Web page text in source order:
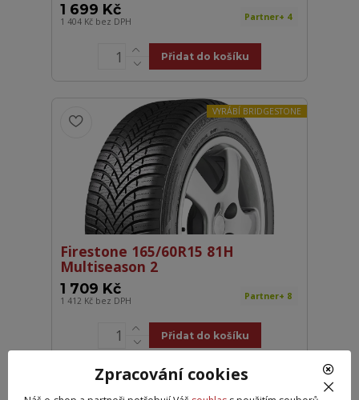
1 699 Kč
1 404 Kč bez DPH Partner+ 4
Přidat do košíku
VYRÁBÍ BRIDGESTONE
Firestone 165/60R15 81H
Multiseason 2
1 709 Kč
1 412 Kč bez DPH Partner+ 8
Přidat do košíku
Zpracování cookies